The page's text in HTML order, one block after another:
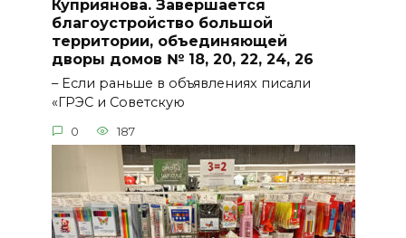
Куприянова. Завершается
благоустройство большой
территории, объединяющей
дворы домов № 18, 20, 22, 24, 26
– Если раньше в объявлениях писали
«ГРЭС и Советскую
0 187